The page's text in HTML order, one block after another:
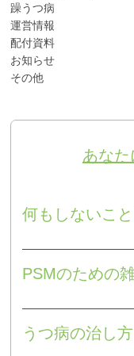
躁うつ病
運営情報
配付資料
お知らせ
その他
あな